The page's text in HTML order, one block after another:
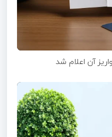
آن اعلام شد